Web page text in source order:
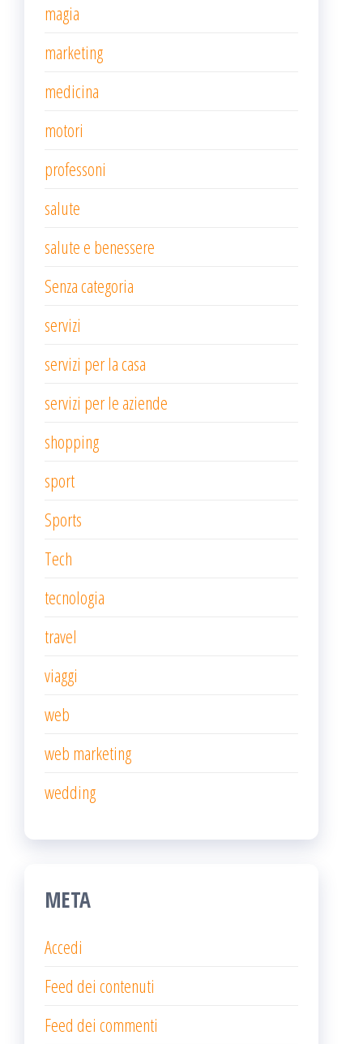
magia
marketing
medicina
motori
professoni
salute
salute e benessere
Senza categoria
servizi
servizi per la casa
servizi per le aziende
shopping
sport
Sports
Tech
tecnologia
travel
viaggi
web
web marketing
wedding
META
Accedi
Feed dei contenuti
Feed dei commenti